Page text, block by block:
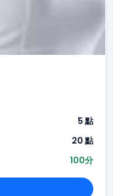
5 點
20 點
100分